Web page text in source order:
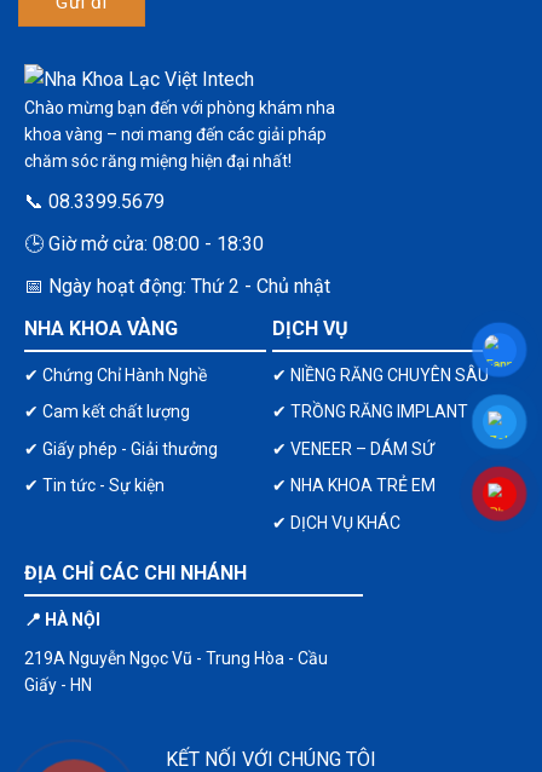
Chào mừng bạn đến với phòng khám nha
khoa vàng – nơi mang đến các giải pháp
chăm sóc răng miệng hiện đại nhất!
📞 08.3399.5679
🕒 Giờ mở cửa: 08:00 - 18:30
📅 Ngày hoạt động: Thứ 2 - Chủ nhật
NHA KHOA VÀNG
✔ Chứng Chỉ Hành Nghề
✔ Cam kết chất lượng
✔ Giấy phép - Giải thưởng
✔ Tin tức - Sự kiện
DỊCH VỤ
✔ NIỀNG RĂNG CHUYÊN SÂU
✔ TRỒNG RĂNG IMPLANT
✔ VENEER – DÁM SỨ
✔ NHA KHOA TRẺ EM
✔ DỊCH VỤ KHÁC
ĐỊA CHỈ CÁC CHI NHÁNH
📍 HÀ NỘI
219A Nguyễn Ngọc Vũ - Trung Hòa - Cầu
Giấy - HN
KẾT NỐI VỚI CHÚNG TÔI